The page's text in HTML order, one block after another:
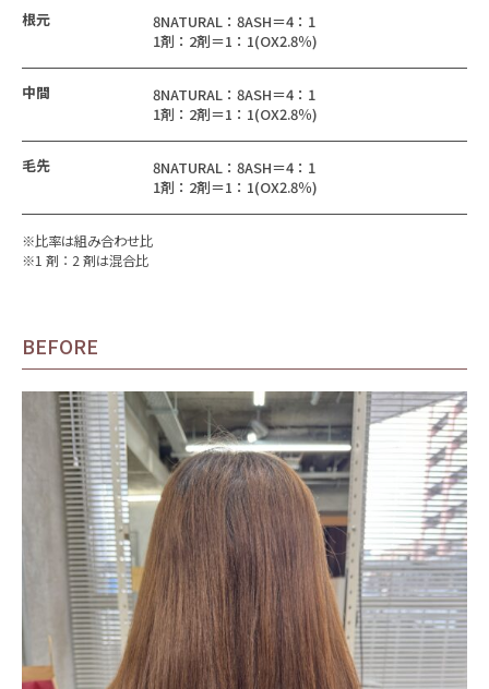
根元
8NATURAL：8ASH＝4：1
1剤：2剤＝1：1(OX2.8％)
中間
8NATURAL：8ASH＝4：1
1剤：2剤＝1：1(OX2.8％)
毛先
8NATURAL：8ASH＝4：1
1剤：2剤＝1：1(OX2.8％)
※比率は組み合わせ比
※1 剤：2 剤は混合比
BEFORE